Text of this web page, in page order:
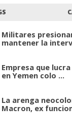
Militares
mantener la
Empresa que
en Yemen colo ...
La arenga
Macron, ex